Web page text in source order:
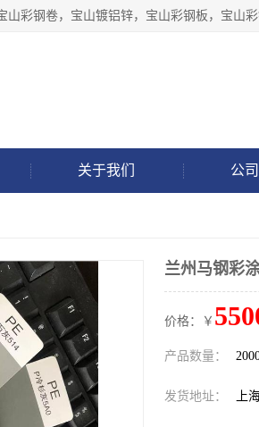
关于我们 公
兰州马钢彩
价格：￥
产品数量：
发货地址： 上